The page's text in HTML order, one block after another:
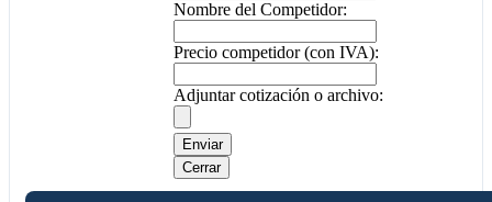
Nombre del Competidor:
Precio competidor (con IVA):
Adjuntar cotización o archivo:
Enviar
Cerrar